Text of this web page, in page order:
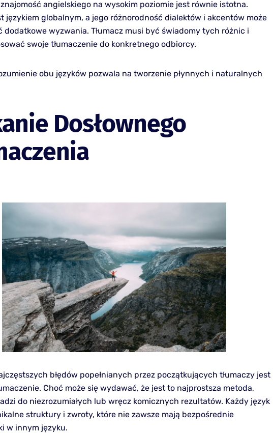
angielskiego na wysokim poziomie jest równie istotna.
językiem globalnym, a jego różnorodność dialektów i akcentów może
dodatkowe wyzwania. Tłumacz musi być świadomy tych różnic i
swoje tłumaczenie do konkretnego odbiorcy.
obu języków pozwala na tworzenie płynnych i naturalnych
Dosłownego
błędów popełnianych przez początkujących tłumaczy jest
Choć może się wydawać, że jest to najprostsza metoda,
do niezrozumiałych lub wręcz komicznych rezultatów. Każdy język
struktury i zwroty, które nie zawsze mają bezpośrednie
w innym języku.